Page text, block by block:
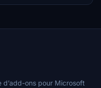
ons pour Microsoft